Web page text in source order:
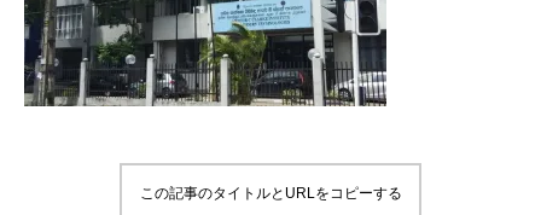
この記事のタイトルとURLをコピーする